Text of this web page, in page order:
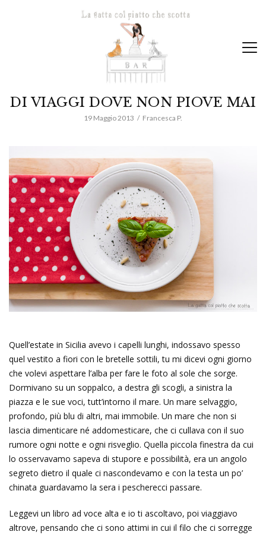
DI VIAGGI DOVE NON PIOVE MAI
19 Maggio 2013 Francesca P.
Quell’estate in Sicilia avevo i capelli lunghi, indossavo spesso
quel vestito a fiori con le bretelle sottili, tu mi dicevi ogni giorno
che volevi aspettare l’alba per fare le foto al sole che sorge.
Dormivano su un soppalco, a destra gli scogli, a sinistra la
piazza e le sue voci, tutt’intorno il mare. Un mare selvaggio,
profondo, più blu di altri, mai immobile. Un mare che non si
lascia dimenticare né addomesticare, che ci cullava con il suo
rumore ogni notte e ogni risveglio. Quella piccola finestra da cui
lo osservavamo sapeva di stupore e possibilità, era un angolo
segreto dietro il quale ci nascondevamo e con la testa un po’
chinata guardavamo la sera i pescherecci passare.
Leggevi un libro ad voce alta e io ti ascoltavo, poi viaggiavo
altrove, pensando che ci sono attimi in cui il filo che ci sorregge